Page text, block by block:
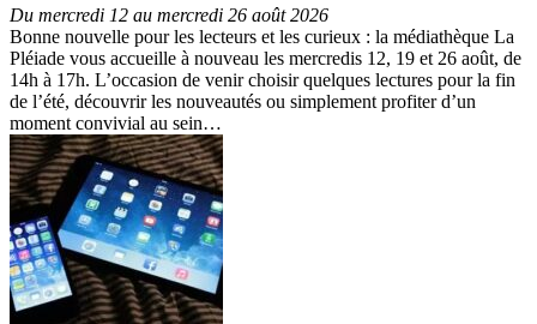
Du mercredi 12 au mercredi 26 août 2026
Bonne nouvelle pour les lecteurs et les curieux : la médiathèque La
Pléiade vous accueille à nouveau les mercredis 12, 19 et 26 août, de
14h à 17h. L’occasion de venir choisir quelques lectures pour la fin
de l’été, découvrir les nouveautés ou simplement profiter d’un
moment convivial au sein…